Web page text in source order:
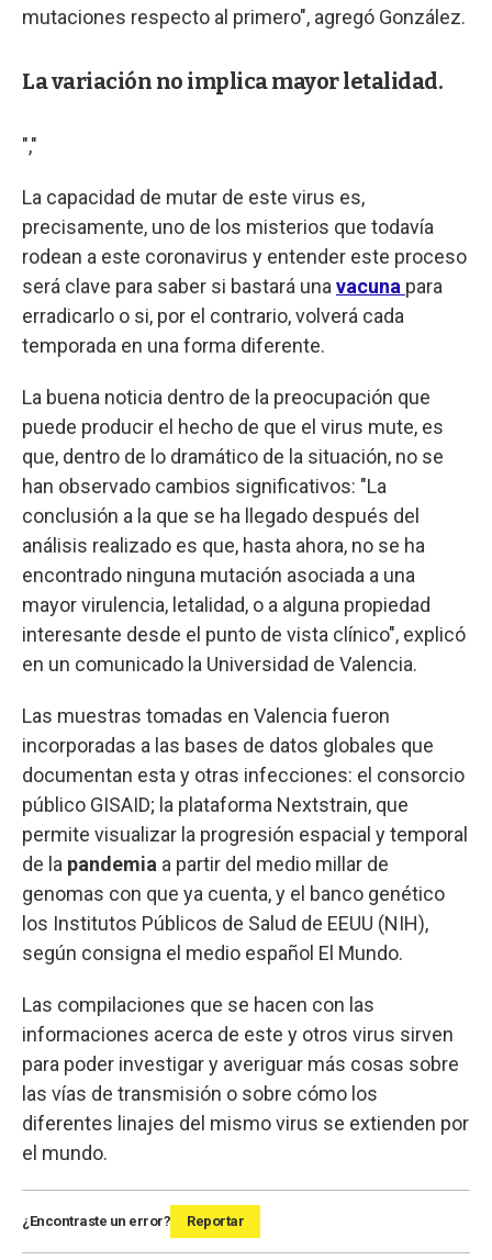
mutaciones respecto al primero", agregó González.
La variación no implica mayor letalidad.
","
La capacidad de mutar de este virus es,
precisamente, uno de los misterios que todavía
rodean a este coronavirus y entender este proceso
será clave para saber si bastará una vacuna para
erradicarlo o si, por el contrario, volverá cada
temporada en una forma diferente.
La buena noticia dentro de la preocupación que
puede producir el hecho de que el virus mute, es
que, dentro de lo dramático de la situación, no se
han observado cambios significativos: "La
conclusión a la que se ha llegado después del
análisis realizado es que, hasta ahora, no se ha
encontrado ninguna mutación asociada a una
mayor virulencia, letalidad, o a alguna propiedad
interesante desde el punto de vista clínico", explicó
en un comunicado la Universidad de Valencia.
Las muestras tomadas en Valencia fueron
incorporadas a las bases de datos globales que
documentan esta y otras infecciones: el consorcio
público GISAID; la plataforma Nextstrain, que
permite visualizar la progresión espacial y temporal
de la pandemia a partir del medio millar de
genomas con que ya cuenta, y el banco genético
los Institutos Públicos de Salud de EEUU (NIH),
según consigna el medio español El Mundo.
Las compilaciones que se hacen con las
informaciones acerca de este y otros virus sirven
para poder investigar y averiguar más cosas sobre
las vías de transmisión o sobre cómo los
diferentes linajes del mismo virus se extienden por
el mundo.
¿Encontraste un error? Reportar